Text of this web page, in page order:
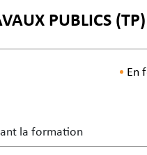
PUBLICS (TP)
En
la formation